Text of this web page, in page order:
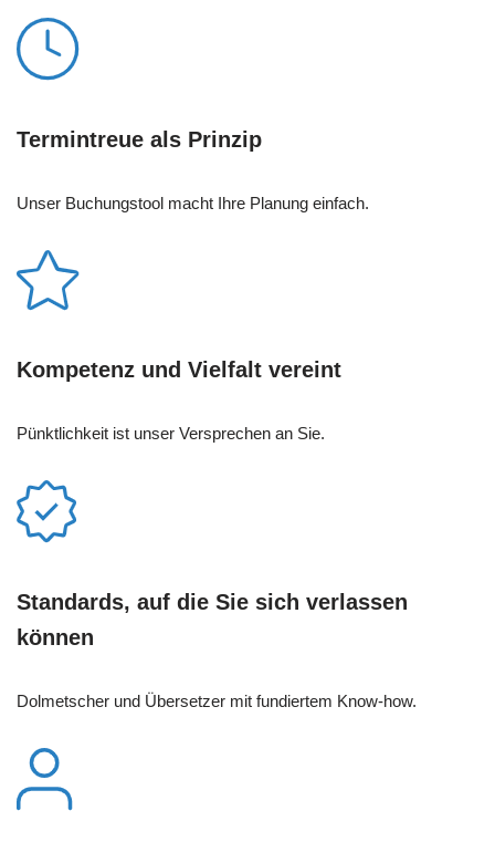
Termintreue als Prinzip
Unser Buchungstool macht Ihre Planung einfach.
Kompetenz und Vielfalt vereint
Pünktlichkeit ist unser Versprechen an Sie.
Standards, auf die Sie sich verlassen
können
Dolmetscher und Übersetzer mit fundiertem Know-how.